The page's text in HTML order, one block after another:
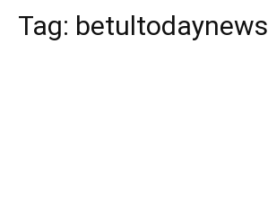
Tag: betultodaynews